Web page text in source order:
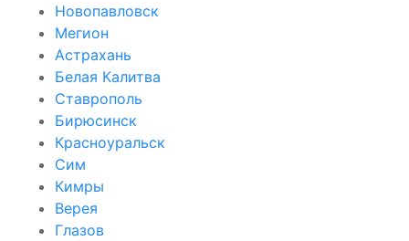
Новопавловск
Мегион
Астрахань
Белая Калитва
Ставрополь
Бирюсинск
Красноуральск
Сим
Кимры
Верея
Глазов